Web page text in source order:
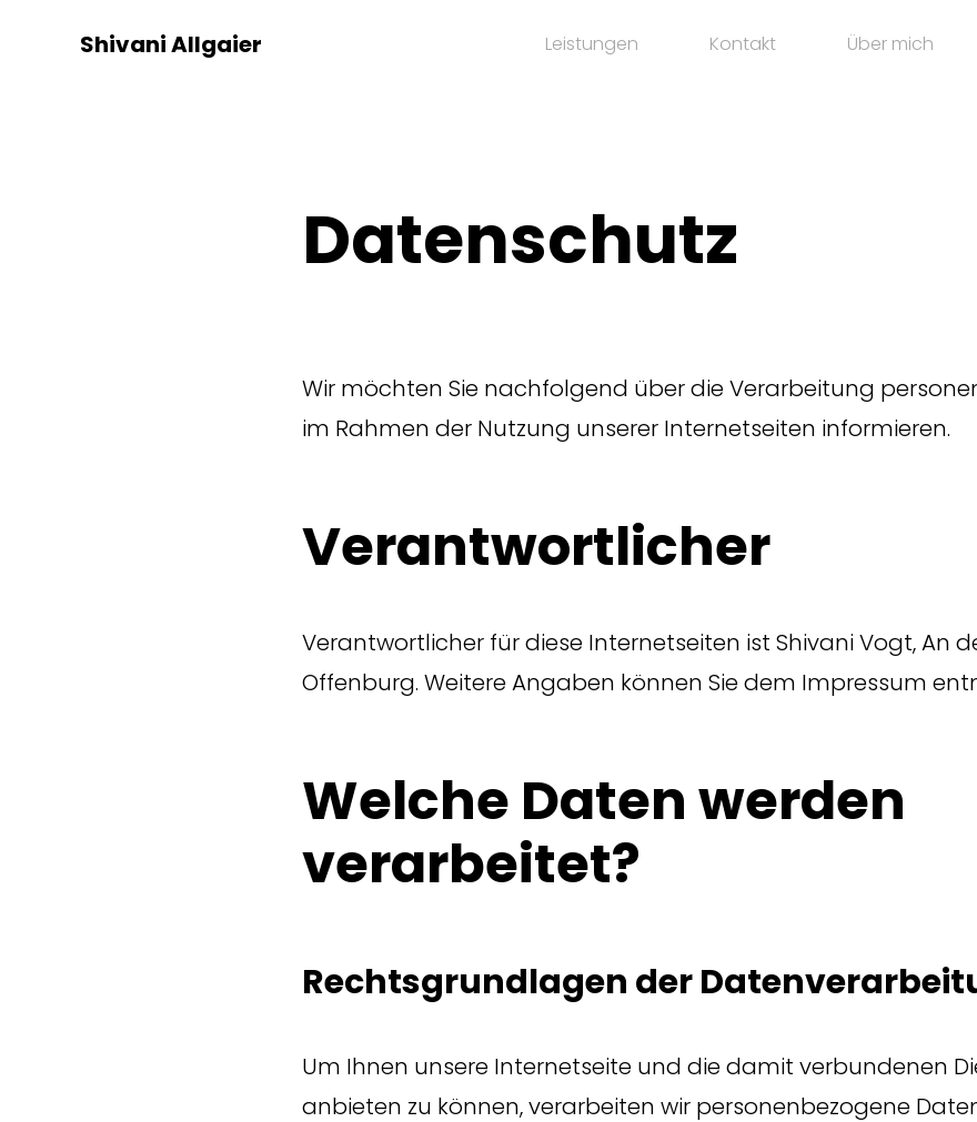
Shivani Allgaier Leistungen Kontakt Über mich
Datenschutz
Wir möchten Sie nachfolgend über die Verarbeitung
im Rahmen der Nutzung unserer Internetseiten informieren.
Verantwortlicher
Verantwortlicher für diese Internetseiten ist Shivani Vogt, An
Offenburg. Weitere Angaben können Sie dem Impressum
Welche Daten werden
verarbeitet?
Rechtsgrundlagen der
Um Ihnen unsere Internetseite und die damit verbundenen
anbieten zu können, verarbeiten wir personenbezogene